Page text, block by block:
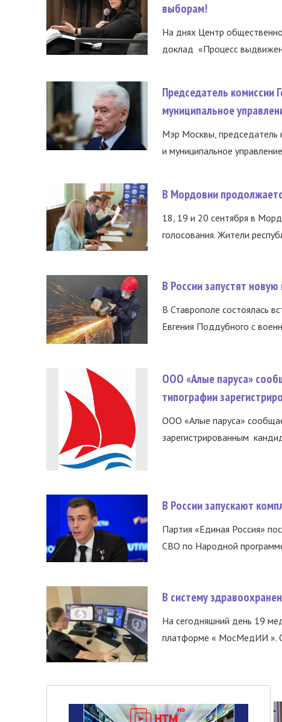
выборам!
На днях Центр
доклад «Процесс
Председатель комиссии
муниципальное
Мэр Москвы, председатель
и муниципальное
В Мордовии
18, 19 и 20 сентября в
голосования. Жители
В России запустят
В Ставрополе состоялась
Евгения Поддубного с
ООО «Алые паруса»
типографии
ООО «Алые паруса»
зарегистрированным
В России запускают
Партия «Единая Россия»
СВО по Народной
В систему
На сегодняшний день 19
платформе « МосМедИИ ».